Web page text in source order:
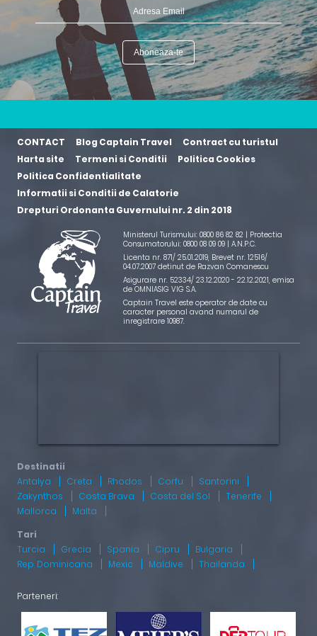
CONTACT Blog Captain Travel
Contract cu turistul
Harta site
Termeni si Conditii
Politica Cookies
Politica Confidentialitate
Informatii si Conditii de Calatorie
Drepturi Ordonanta Guvernului nr. 2 din 2018
Ministerul Turismului: 0800 86 82 82 | Protectia
Consumatorului: 0800 08 09 09 | A.N.P.C.
Licenta nr. 871/ 25.01.2019, Brevet nr. 12516/
04.07.2007 detinut de Razvan Comanescu
Asigurare nr. 52334/ 23.12.2020 - 22.12.2021, emisa
de OMNIASIG VIG S.A.
Captain Travel este operator de date cu
caracter personal avand numarul de
inregistrare 10987.
Antalya Creta Rhodos Corfu
Santorini
Zakynthos
Costa Brava Costa del Sol
Tenerife
Mallorca
Malta
Turcia Grecia Spania Cipru
Bulgaria
Rep. Dominicana
Mexic Maldive Thailanda